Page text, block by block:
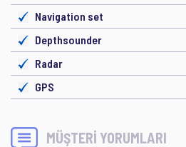
Navigation set
Depthsounder
Radar
GPS
MÜŞTERİ YORUMLARI